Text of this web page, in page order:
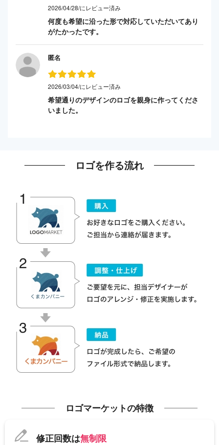
2026/04/28/にレビュー済み
何度も希望に沿った形で対応していただいてあり
がたかったです。
匿名
2026/03/04/にレビュー済み
希望通りのデザインのロゴを親身に作ってくださ
いました。
ロゴを作る流れ
ロゴマーケットの特徴
修正回数は無制限